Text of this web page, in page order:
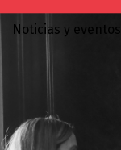
Noticias y eventos